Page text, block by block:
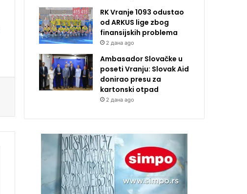
RK Vranje 1093 odustao
od ARKUS lige zbog
finansijskih problema
2 дана ago
Ambasador Slovačke u
poseti Vranju: Slovak Aid
donirao presu za
kartonski otpad
2 дана ago